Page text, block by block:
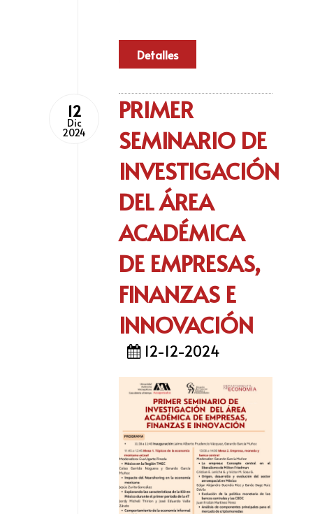
Detalles
12
Dic
2024
PRIMER
SEMINARIO DE
INVESTIGACIÓN
DEL ÁREA
ACADÉMICA
DE EMPRESAS,
FINANZAS E
INNOVACIÓN
12-12-2024